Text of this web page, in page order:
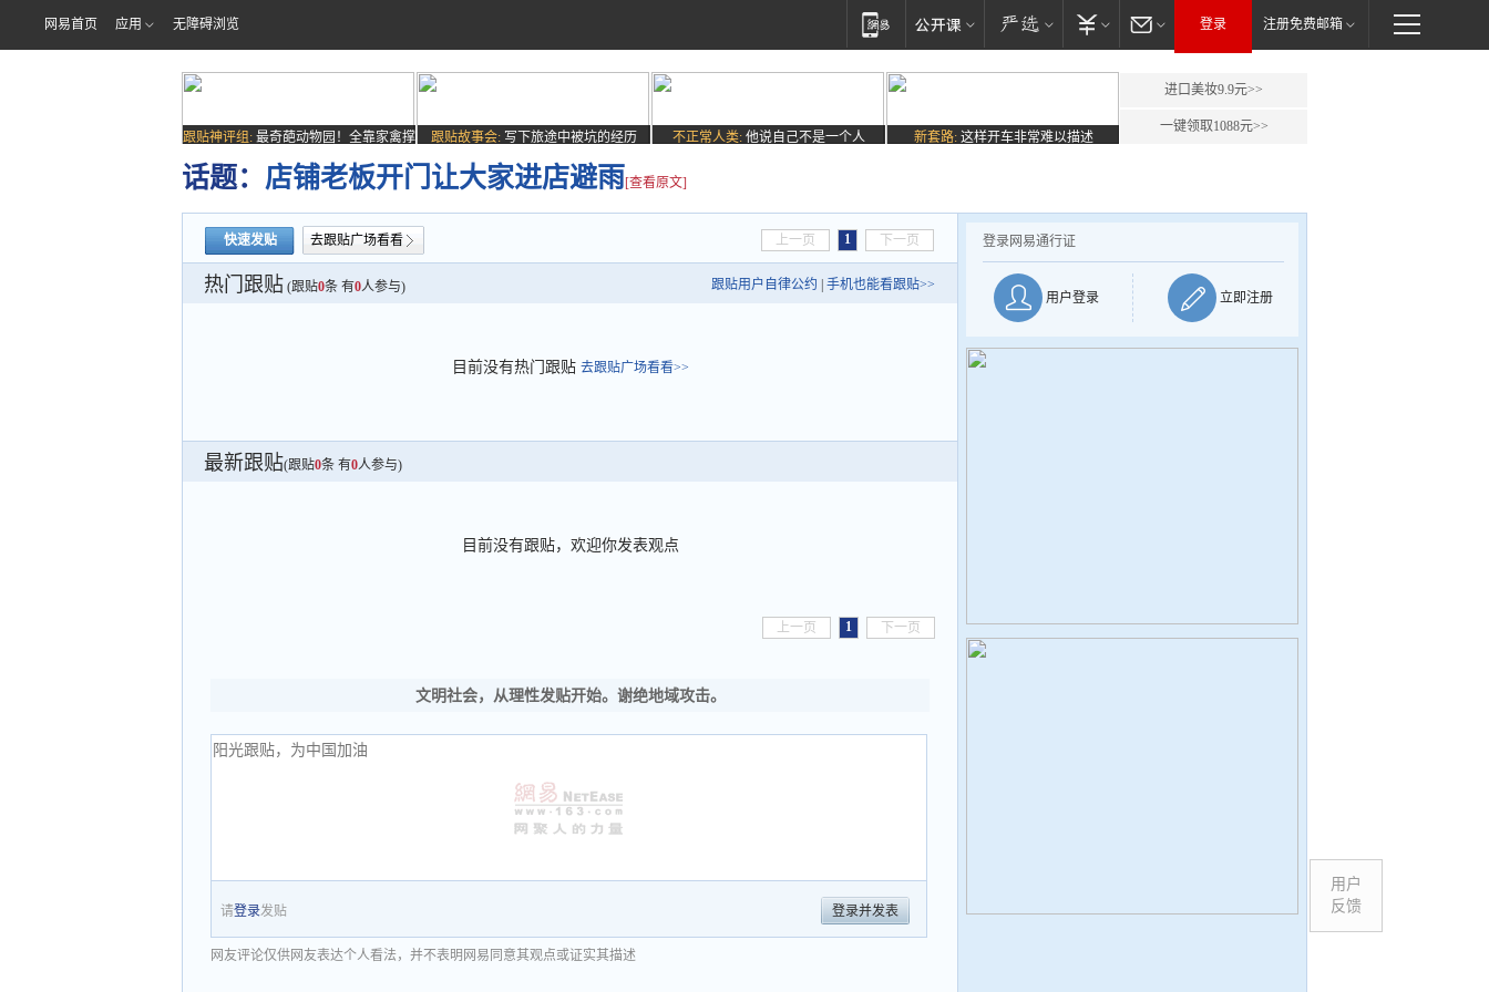
网易首页 应用 无障碍浏览 登录 注册免费邮箱
跟贴神评组: 最奇葩动物园！全靠家禽撑
场子
跟贴故事会: 写下旅途中被坑的经历 不正常人类: 他说自己不是一个人 新套路: 这样开车非常难以描述
进口美妆9.9元>>
一键领取1088元>>
话题： 店铺老板开门让大家进店避雨[查看原文]
快速发贴 去跟贴广场看看 上一页 1 下一页
热门跟贴 (跟贴0条 有0人参与) 跟贴用户自律公约 手机也能看跟贴>>
目前没有热门跟贴 去跟贴广场看看>>
最新跟贴(跟贴0条 有0人参与)
目前没有跟贴，欢迎你发表观点
上一页 1 下一页
文明社会，从理性发贴开始。谢绝地域攻击。
请登录发贴 登录并发表
网友评论仅供网友表达个人看法，并不表明网易同意其观点或证实其描述
登录网易通行证
用户登录 立即注册
用户
反馈